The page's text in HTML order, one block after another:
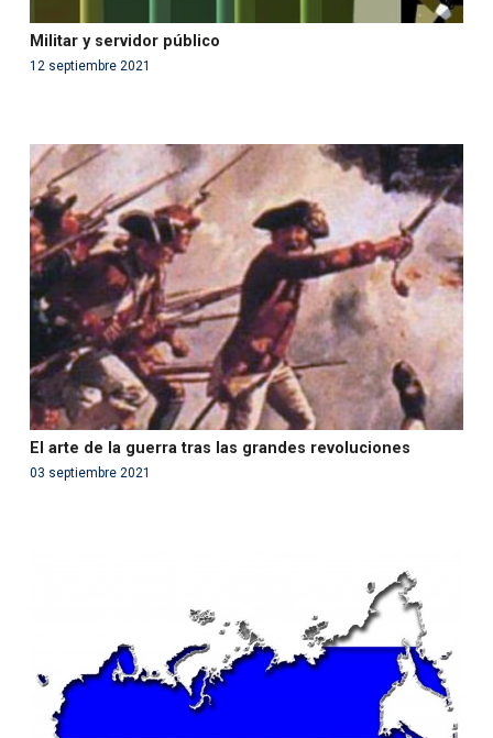
Militar y servidor público
12 septiembre 2021
Warning: Use of undefined constant php - assumed
'php' (this will throw an Error in a future version of PHP)
in
/var/www/acami.es/wp-
content/themes/fundcami/page-publicaciones.php
on line99
El arte de la guerra tras las grandes revoluciones
03 septiembre 2021
: Use of undefined constant php - assumed
'php' (this will throw an Error in a future version of PHP)
/var/www/acami.es/wp-
content/themes/fundcami/page-publicaciones.php
on line99